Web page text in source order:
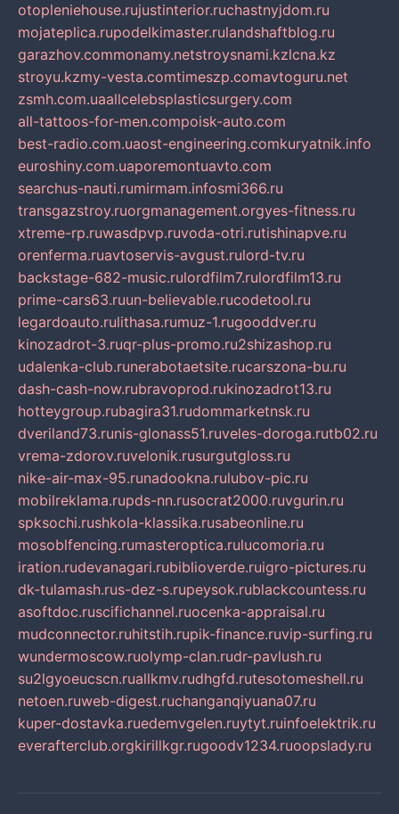
otopleniehouse.rujustinterior.ruchastnyjdom.ru
mojateplica.rupodelkimaster.rulandshaftblog.ru
garazhov.commonamy.netstroysnami.kzlcna.kz
stroyu.kzmy-vesta.comtimeszp.comavtoguru.net
zsmh.com.uaallcelebsplasticsurgery.com
all-tattoos-for-men.compoisk-auto.com
best-radio.com.uaost-engineering.comkuryatnik.info
euroshiny.com.uaporemontuavto.com
searchus-nauti.rumirmam.infosmi366.ru
transgazstroy.ruorgmanagement.orgyes-fitness.ru
xtreme-rp.ruwasdpvp.ruvoda-otri.rutishinapve.ru
orenferma.ruavtoservis-avgust.rulord-tv.ru
backstage-682-music.rulordfilm7.rulordfilm13.ru
prime-cars63.ruun-believable.rucodetool.ru
legardoauto.rulithasa.rumuz-1.rugooddver.ru
kinozadrot-3.ruqr-plus-promo.ru2shizashop.ru
udalenka-club.runerabotaetsite.rucarszona-bu.ru
dash-cash-now.rubravoprod.rukinozadrot13.ru
hotteygroup.rubagira31.rudommarketnsk.ru
dveriland73.runis-glonass51.ruveles-doroga.rutb02.ru
vrema-zdorov.ruvelonik.rusurgutgloss.ru
nike-air-max-95.runadookna.rulubov-pic.ru
mobilreklama.rupds-nn.rusocrat2000.ruvgurin.ru
spksochi.rushkola-klassika.rusabeonline.ru
mosoblfencing.rumasteroptica.rulucomoria.ru
iration.rudevanagari.rubiblioverde.ruigro-pictures.ru
dk-tulamash.rus-dez-s.rupeysok.rublackcountess.ru
asoftdoc.ruscifichannel.ruocenka-appraisal.ru
mudconnector.ruhitstih.rupik-finance.ruvip-surfing.ru
wundermoscow.ruolymp-clan.rudr-pavlush.ru
su2lgyoeucscn.ruallkmv.rudhgfd.rutesotomeshell.ru
netoen.ruweb-digest.ruchanganqiyuana07.ru
kuper-dostavka.ruedemvgelen.ruytyt.ruinfoelektrik.ru
everafterclub.orgkirillkgr.rugoodv1234.ruoopslady.ru